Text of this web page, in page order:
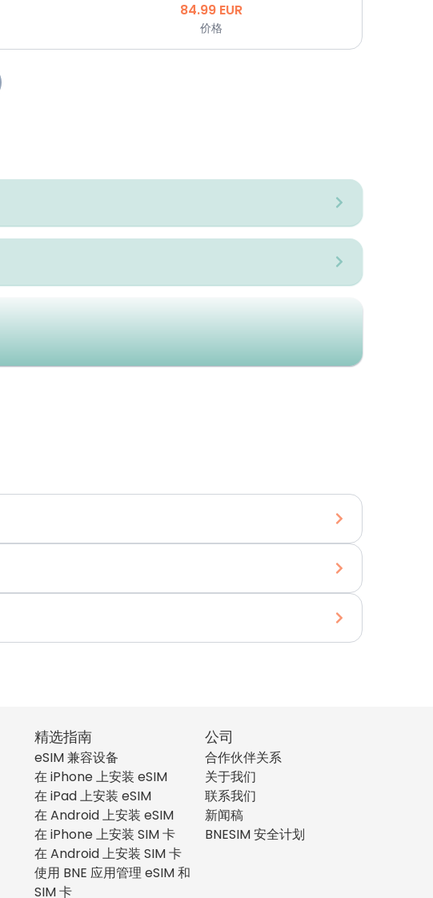
84.99 EUR
价格
精选指南
eSIM 兼容设备
在 iPhone 上安装 eSIM
在 iPad 上安装 eSIM
在 Android 上安装 eSIM
在 iPhone 上安装 SIM 卡
在 Android 上安装 SIM 卡
使用 BNE 应用管理 eSIM 和
SIM 卡
公司
合作伙伴关系
关于我们
联系我们
新闻稿
BNESIM 安全计划